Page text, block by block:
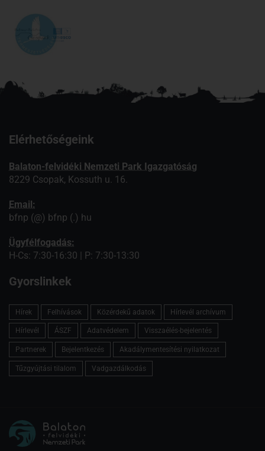
Elérhetőségeink
Balaton-felvidéki Nemzeti Park Igazgatóság
8229 Csopak, Kossuth u. 16.
Email:
bfnp (@) bfnp (.) hu
Ügyfélfogadás:
H-Cs: 7:30-16:30 | P: 7:30-13:30
Gyorslinkek
Hírek Felhívások Közérdekű adatok Hírlevél archívum
Hírlevél ÁSZF Adatvédelem Visszaélés-bejelentés
Partnerek Bejelentkezés Akadálymentesítési nyilatkozat
Tűzgyújtási tilalom Vadgazdálkodás